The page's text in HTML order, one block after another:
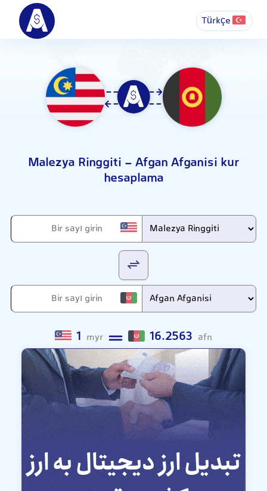
Türkçe
Malezya Ringgiti - Afgan Afganisi kur
hesaplama
1 myr 16.2563 afn